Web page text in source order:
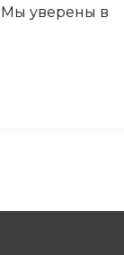
Мы уверены в